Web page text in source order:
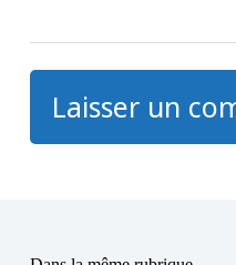
Laisser un